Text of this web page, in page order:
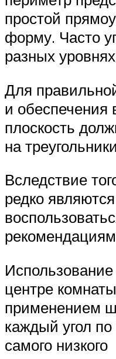
простой
форму. Часто
разных уровнях
Для
и обеспечения
плоскость
на
Вследствие
редко
центре
применением
каждый угол
самого низкого